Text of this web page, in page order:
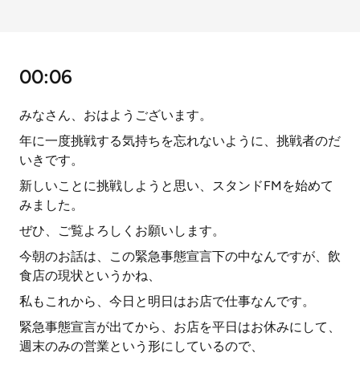
00:06
みなさん、おはようございます。
年に一度挑戦する気持ちを忘れないように、挑戦者のだ
いきです。
新しいことに挑戦しようと思い、スタンドFMを始めて
みました。
ぜひ、ご覧よろしくお願いします。
今朝のお話は、この緊急事態宣言下の中なんですが、飲
食店の現状というかね、
私もこれから、今日と明日はお店で仕事なんです。
緊急事態宣言が出てから、お店を平日はお休みにして、
週末のみの営業という形にしているので、